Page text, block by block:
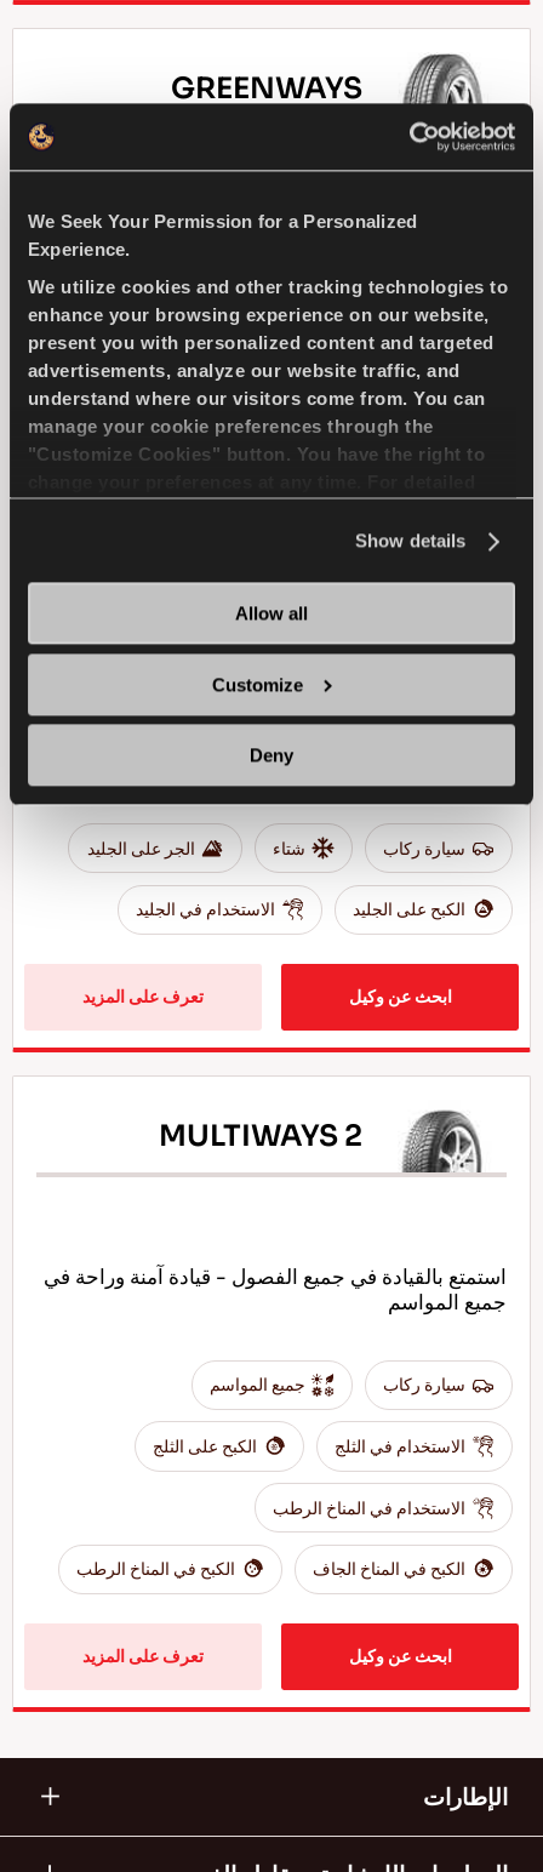
We Seek Your Permission for a Personalized
Experience.
We utilize cookies and other tracking technologies to
enhance your browsing experience on our website,
present you with personalized content and targeted
advertisements, analyze our website traffic, and
understand where our visitors come from. You can
manage your cookie preferences through the
"Customize Cookies" button. You have the right to
Show details
Allow all
Customize
Deny
GREENWAYS
الاختيار الطبيعي - الاقتصاد في القيادة لسيارات الركوب
سيارة ركاب صيف استخدام طويل الأمد
كفاءة الوقود
ICEWAYS 2
سيطرة وأمان ممتازان لسيارات الركوب
سيارة ركاب شتاء الجر على الجليد
الكبح على الجليد الاستخدام في الجليد
ابحث عن وكيل تعرف على المزيد
MULTIWAYS 2
استمتع بالقيادة في جميع الفصول - قيادة آمنة وراحة في
جميع المواسم
سيارة ركاب جميع المواسم
الاستخدام في الثلج الكبح على الثلج
الاستخدام في المناخ الرطب
الكبح في المناخ الجاف الكبح في المناخ الرطب
ابحث عن وكيل تعرف على المزيد
الإطارات